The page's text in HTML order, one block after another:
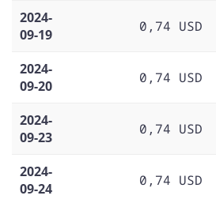
2024-
09-19
0,74 USD
2024-
09-20
0,74 USD
2024-
09-23
0,74 USD
2024-
09-24
0,74 USD